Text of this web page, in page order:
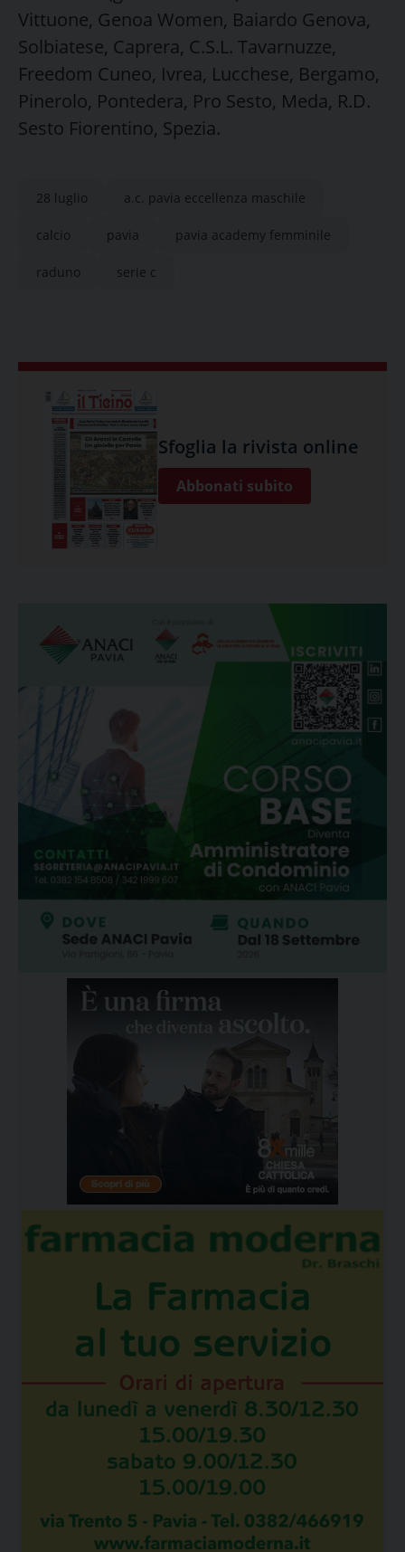
Vittuone, Genoa Women, Baiardo Genova,
Solbiatese, Caprera, C.S.L. Tavarnuzze,
Freedom Cuneo, Ivrea, Lucchese, Bergamo,
Pinerolo, Pontedera, Pro Sesto, Meda, R.D.
Sesto Fiorentino, Spezia.
28 luglio a.c. pavia eccellenza maschile
calcio pavia pavia academy femminile
raduno serie c
Sfoglia la rivista online
Abbonati subito